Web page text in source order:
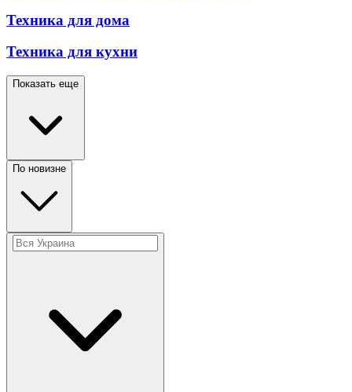
Техника для дома
Техника для кухни
Показать еще
По новизне